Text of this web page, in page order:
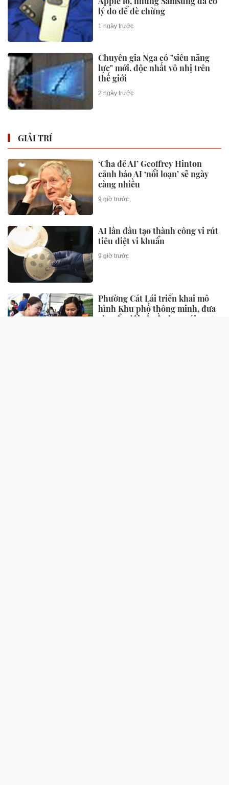
lý do để dè chừng
1 ngày trước
Chuyên gia Nga có "siêu năng
lực" mới, độc nhất vô nhị trên
thế giới
2 ngày trước
GIẢI TRÍ
‘Cha đẻ AI’ Geoffrey Hinton
cảnh báo AI ‘nổi loạn’ sẽ ngày
càng nhiều
9 giờ trước
AI lần đầu tạo thành công vi rút
tiêu diệt vi khuẩn
9 giờ trước
Phường Cát Lái triển khai mô
hình Khu phố thông minh, đưa
chuyển đổi số gần hơn với người